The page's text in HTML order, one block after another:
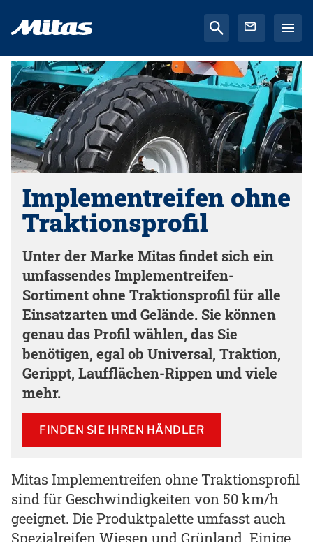
Implementreifen ohne
Traktionsprofil
Unter der Marke Mitas findet sich ein
umfassendes Implementreifen-
Sortiment ohne Traktionsprofil für alle
Einsatzarten und Gelände. Sie können
genau das Profil wählen, das Sie
benötigen, egal ob Universal, Traktion,
Gerippt, Laufflächen-Rippen und viele
mehr.
FINDEN SIE IHREN HÄNDLER
Mitas Implementreifen ohne Traktionsprofil
sind für Geschwindigkeiten von 50 km/h
geeignet. Die Produktpalette umfasst auch
Spezialreifen Wiesen und Grünland. Einige